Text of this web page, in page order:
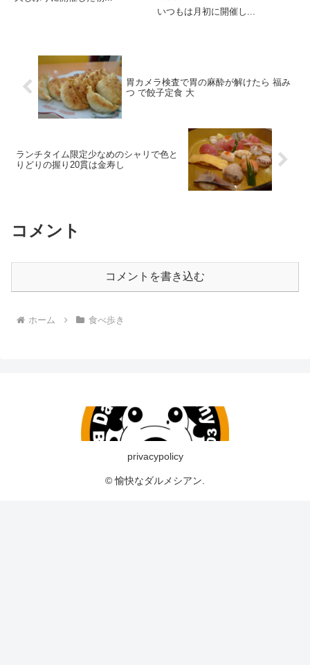
いつもは月初に開催し...
胃カメラ検査で胃の麻酔が解けたら 福み
つ で餃子定食 大
ランチタイム限定少なめのシャリで色と
りどりの握り20貫は金寿し
コメント
コメントを書き込む
ホーム 食べ歩き
privacypolicy
© 愉快なダルメシアン.